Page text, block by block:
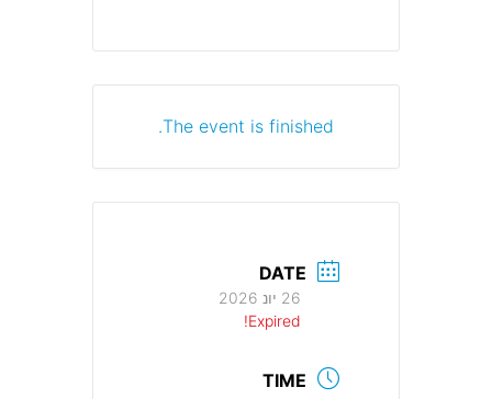
The event is finished.
DATE
26 יונ 2026
Expired!
TIME